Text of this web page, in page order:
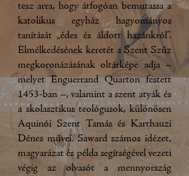
tesz arra, hogy átfogóan bemutassa a
katolikus egyház hagyományos
tanítását „édes és áldott hazánkról”.
Elmélkedésének keretét a Szent Szűz
megkoronázásának oltárképe adja –
melyet Enguerrand Quarton festett
1453-ban –, valamint a szent atyák és
a skolasztikus teológusok, különösen
Aquinói Szent Tamás és Karthauzi
Dénes művei. Saward számos idézet,
magyarázat és példa segítségével vezeti
végig az olvasót a mennyország